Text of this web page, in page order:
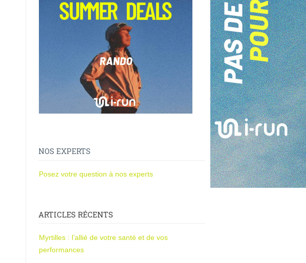
NOS EXPERTS
Posez votre question à nos experts
ARTICLES RÉCENTS
Myrtilles : l’allié de votre santé et de vos
performances